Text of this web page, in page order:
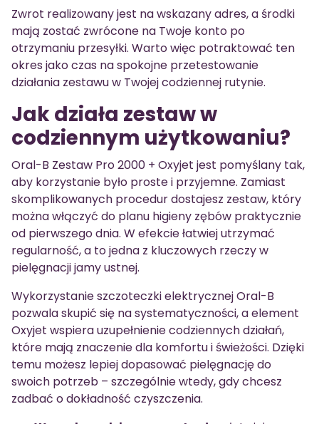
Zwrot realizowany jest na wskazany adres, a środki
mają zostać zwrócone na Twoje konto po
otrzymaniu przesyłki. Warto więc potraktować ten
okres jako czas na spokojne przetestowanie
działania zestawu w Twojej codziennej rutynie.
Jak działa zestaw w
codziennym użytkowaniu?
Oral-B Zestaw Pro 2000 + Oxyjet jest pomyślany tak,
aby korzystanie było proste i przyjemne. Zamiast
skomplikowanych procedur dostajesz zestaw, który
można włączyć do planu higieny zębów praktycznie
od pierwszego dnia. W efekcie łatwiej utrzymać
regularność, a to jedna z kluczowych rzeczy w
pielęgnacji jamy ustnej.
Wykorzystanie szczoteczki elektrycznej Oral-B
pozwala skupić się na systematyczności, a element
Oxyjet wspiera uzupełnienie codziennych działań,
które mają znaczenie dla komfortu i świeżości. Dzięki
temu możesz lepiej dopasować pielęgnację do
swoich potrzeb – szczególnie wtedy, gdy chcesz
zadbać o dokładność czyszczenia.